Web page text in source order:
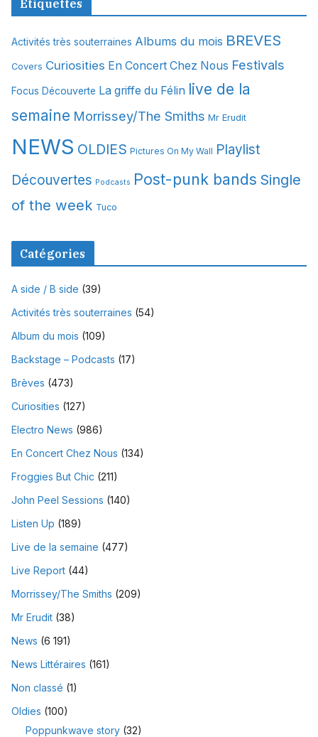
v
e
Étiquettes
Activités très souterraines Albums du mois BREVES
Covers Curiosities En Concert Chez Nous Festivals
Focus Découverte La griffe du Félin live de la
semaine Morrissey/The Smiths Mr Erudit
NEWS OLDIES Pictures On My Wall Playlist
Découvertes Podcasts Post-punk bands Single
of the week Tuco
Catégories
A side / B side (39)
Activités très souterraines (54)
Album du mois (109)
Backstage – Podcasts (17)
Brèves (473)
Curiosities (127)
Electro News (986)
En Concert Chez Nous (134)
Froggies But Chic (211)
John Peel Sessions (140)
Listen Up (189)
Live de la semaine (477)
Live Report (44)
Morrissey/The Smiths (209)
Mr Erudit (38)
News (6 191)
News Littéraires (161)
Non classé (1)
Oldies (100)
Poppunkwave story (32)